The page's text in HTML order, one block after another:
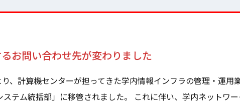
お問い合わせ先が変わりました
、計算機センターが担ってきた学内情報インフラの管理・運用
ステム統括部」に移管されました。 これに伴い、学内ネットワ